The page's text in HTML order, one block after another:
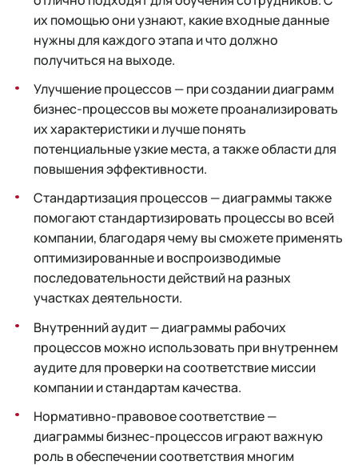
их помощью они узнают, какие входные данные
нужны для каждого этапа и что должно
получиться на выходе.
Улучшение процессов — при создании диаграмм
бизнес-процессов вы можете проанализировать
их характеристики и лучше понять
потенциальные узкие места, а также области для
повышения эффективности.
Стандартизация процессов — диаграммы также
помогают стандартизировать процессы во всей
компании, благодаря чему вы сможете применять
оптимизированные и воспроизводимые
последовательности действий на разных
участках деятельности.
Внутренний аудит — диаграммы рабочих
процессов можно использовать при внутреннем
аудите для проверки на соответствие миссии
компании и стандартам качества.
Нормативно-правовое соответствие —
диаграммы бизнес-процессов играют важную
роль в обеспечении соответствия многим